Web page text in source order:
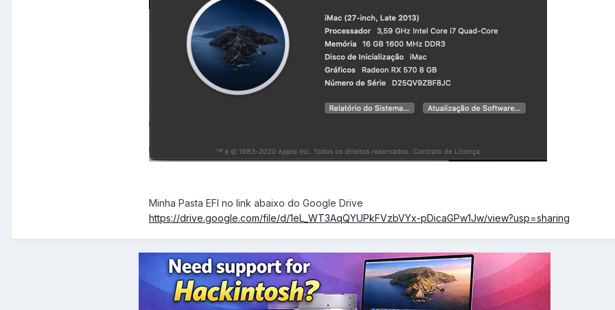
Minha Pasta EFI no link abaixo do Google Drive
https://drive.google.com/file/d/1eL_WT3AqQYUPkFVzbVYx-pDicaGPw1Jw/view?usp=sharing